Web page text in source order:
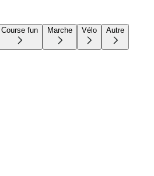
Course fun Marche Vélo Autre